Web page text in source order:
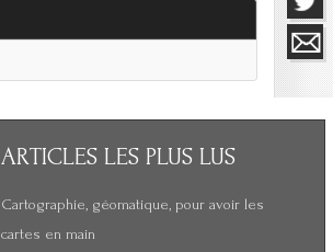
ARTICLES LES PLUS LUS
Cartographie, géomatique, pour avoir les
cartes en main